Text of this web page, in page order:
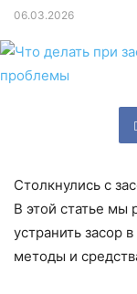
06.03.2026
Столкнулись с
В этой статье мы
устранить засор
методы и